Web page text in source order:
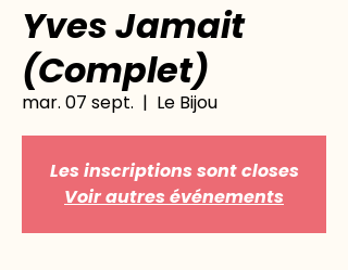
Yves Jamait
(Complet)
mar. 07 sept.
  |
Le Bijou
Les inscriptions sont closes
Voir autres événements